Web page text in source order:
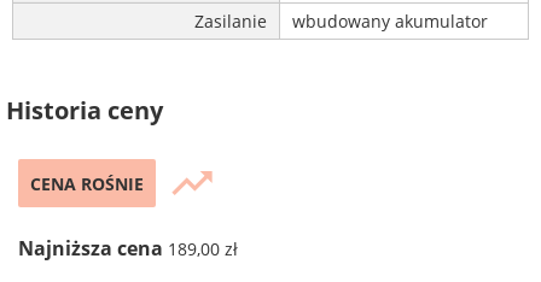
Zasilanie
wbudowany akumulator
Historia ceny
CENA ROŚNIE trending_up
Najniższa cena 189,00 zł